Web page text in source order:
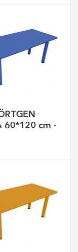
60*120 cm -